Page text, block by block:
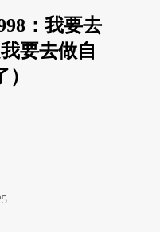
：我要去
要去做自